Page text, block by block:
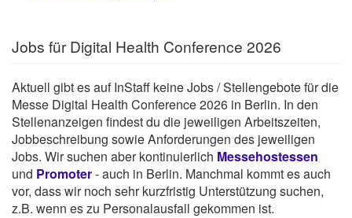
Jobs für Digital Health Conference 2026
Aktuell gibt es auf InStaff keine Jobs / Stellengebote für die
Messe Digital Health Conference 2026 in Berlin. In den
Stellenanzeigen findest du die jeweiligen Arbeitszeiten,
Jobbeschreibung sowie Anforderungen des jeweiligen
Jobs. Wir suchen aber kontinuierlich Messehostessen
und Promoter- auch in Berlin. Manchmal kommt es auch
vor, dass wir noch sehr kurzfristig Unterstützung suchen,
z.B. wenn es zu Personalausfall gekommen ist.